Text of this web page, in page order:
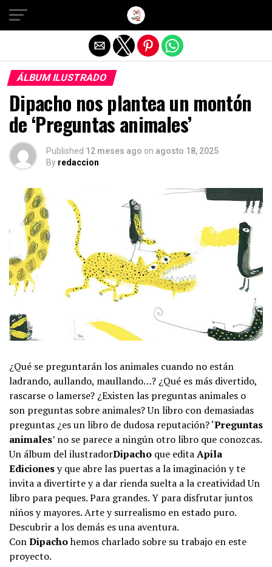
ÁLBUM ILUSTRADO
Dipacho nos plantea un montón
de ‘Preguntas animales’
Published 12 meses ago on agosto 18, 2025
By redaccion
¿Qué se preguntarán los animales cuando no están
ladrando, aullando, maullando…? ¿Qué es más divertido,
rascarse o lamerse? ¿Existen las preguntas animales o
son preguntas sobre animales? Un libro con demasiadas
preguntas ¿es un libro de dudosa reputación? ‘Preguntas
animales’ no se parece a ningún otro libro que conozcas.
Un álbum del ilustradorDipacho que editaApila
Edicionesy que abre las puertas a la imaginación y te
invita a divertirte y a dar rienda suelta a la creatividad Un
libro para peques. Para grandes. Y para disfrutar juntos
niños y mayores. Arte y surrealismo en estado puro.
Descubrir a los demás es una aventura.
ConDipachohemos charlado sobre su trabajo en este
proyecto.
Salir de la versión móvil